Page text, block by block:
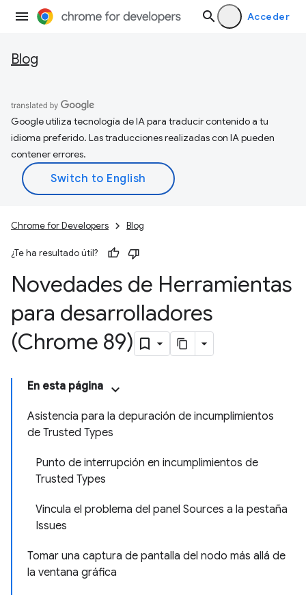
Acceder
Blog
Google utiliza tecnología de IA para traducir contenido a tu
idioma preferido. Las traducciones realizadas con IA pueden
contener errores.
Chrome for Developers Blog
¿Te ha resultado útil?
Novedades de Herramientas
para desarrolladores
(Chrome 89)
En esta página
Asistencia para la depuración de incumplimientos
de Trusted Types
Punto de interrupción en incumplimientos de
Trusted Types
Vincula el problema del panel Sources a la pestaña
Issues
Tomar una captura de pantalla del nodo más allá de
la ventana gráfica